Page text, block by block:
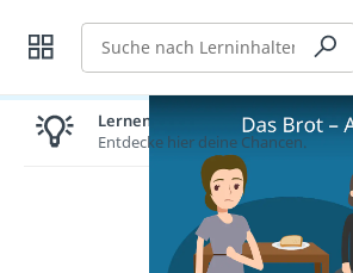
Suche
Lernen lohnt sich!
Entdecke hier deine Chancen.